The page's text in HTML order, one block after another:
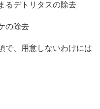
トリタスの除去
除去
で、用意しないわけには